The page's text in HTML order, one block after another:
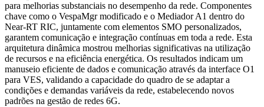
para melhorias substanciais no desempenho da rede. Componentes
chave como o VespaMgr modificado e o Mediador A1 dentro do
Near-RT RIC, juntamente com elementos SMO personalizados,
garantem comunicação e integração contínuas em toda a rede. Esta
arquitetura dinâmica mostrou melhorias significativas na utilização
de recursos e na eficiência energética. Os resultados indicam um
manuseio eficiente de dados e comunicação através da interface O1
para VES, validando a capacidade do quadro de se adaptar a
condições e demandas variáveis da rede, estabelecendo novos
padrões na gestão de redes 6G.